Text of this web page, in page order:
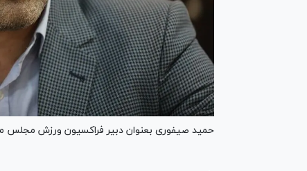
حمید صیفوری بعنوان دبیر فراکسیون ورزش مجلس